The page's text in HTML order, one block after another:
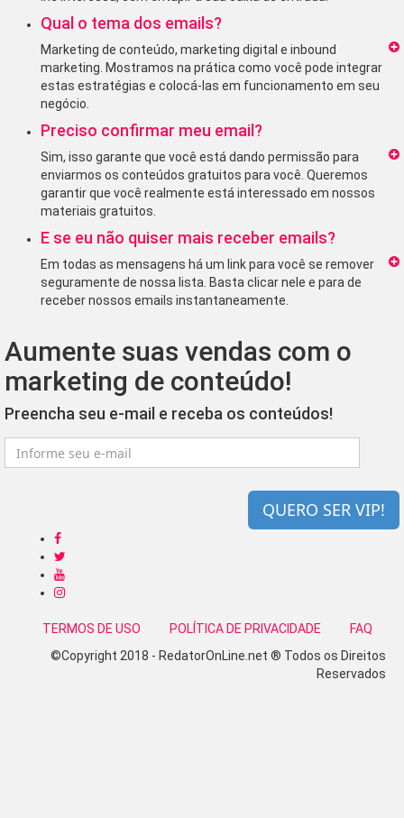
Qual o tema dos emails?
Marketing de conteúdo, marketing digital e inbound
marketing. Mostramos na prática como você pode integrar
estas estratégias e colocá-las em funcionamento em seu
negócio.
Preciso confirmar meu email?
Sim, isso garante que você está dando permissão para
enviarmos os conteúdos gratuitos para você. Queremos
garantir que você realmente está interessado em nossos
materiais gratuitos.
E se eu não quiser mais receber emails?
Em todas as mensagens há um link para você se remover
seguramente de nossa lista. Basta clicar nele e para de
receber nossos emails instantaneamente.
Aumente suas vendas com o
marketing de conteúdo!
Preencha seu e-mail e receba os conteúdos!
QUERO SER VIP!
TERMOS DE USO POLÍTICA DE PRIVACIDADE
FAQ
©Copyright 2018 - RedatorOnLine.net ® Todos os Direitos
Reservados